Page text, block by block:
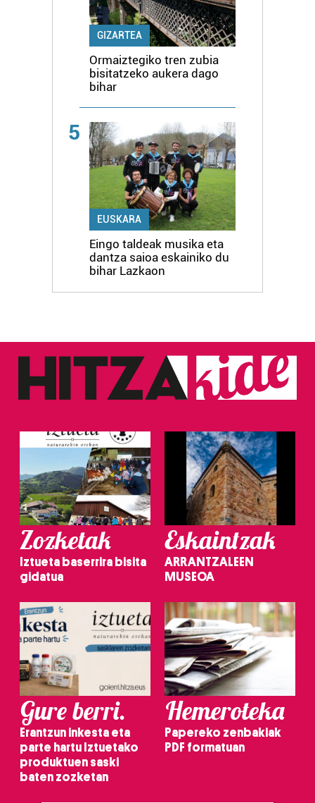
GIZARTEA
Ormaiztegiko tren zubia
bisitatzeko aukera dago
bihar
5
EUSKARA
Eingo taldeak musika eta
dantza saioa eskainiko du
bihar Lazkaon
Zozketak
Iztueta baserrira bisita
gidatua
Eskaintzak
ARRANTZALEEN
MUSEOA
Gure berri.
Erantzun inkesta eta
parte hartu Iztuetako
produktuen saski
baten zozketan
Hemeroteka
Papereko zenbakiak
PDF formatuan